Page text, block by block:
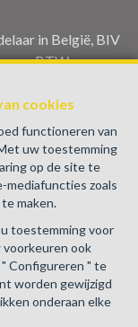
cookies
functioneren van
uw toestemming
op de site te
mediafuncties zoals
maken.
toestemming voor
voorkeuren ook
Configureren " te
worden gewijzigd
onderaan elke
in België, BIV
: BTW
info@biv.be) -
code
1, 1000
geldt voor
website